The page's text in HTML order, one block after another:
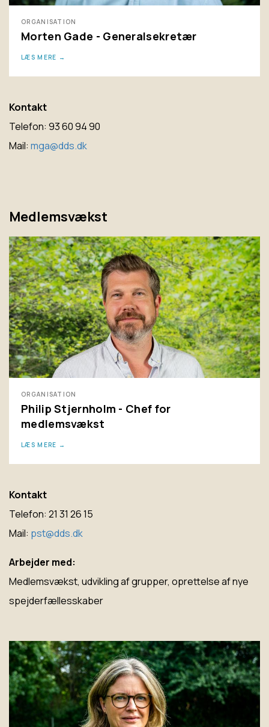
ORGANISATION
Morten Gade - Generalsekretær
LÆS MERE
Kontakt
Telefon: 93 60 94 90
Mail: mga@dds.dk
Medlemsvækst
ORGANISATION
Philip Stjernholm - Chef for
medlemsvækst
LÆS MERE
Kontakt
Telefon: 21 31 26 15
Mail: pst@dds.dk
Arbejder med:
Medlemsvækst, udvikling af grupper, oprettelse af nye
spejderfællesskaber